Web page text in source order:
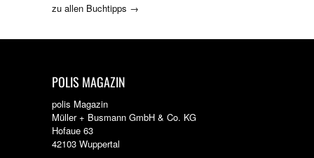
zu allen Buchtipps →
POLIS MAGAZIN
polis Magazin
Müller + Busmann GmbH & Co. KG
Hofaue 63
42103 Wuppertal